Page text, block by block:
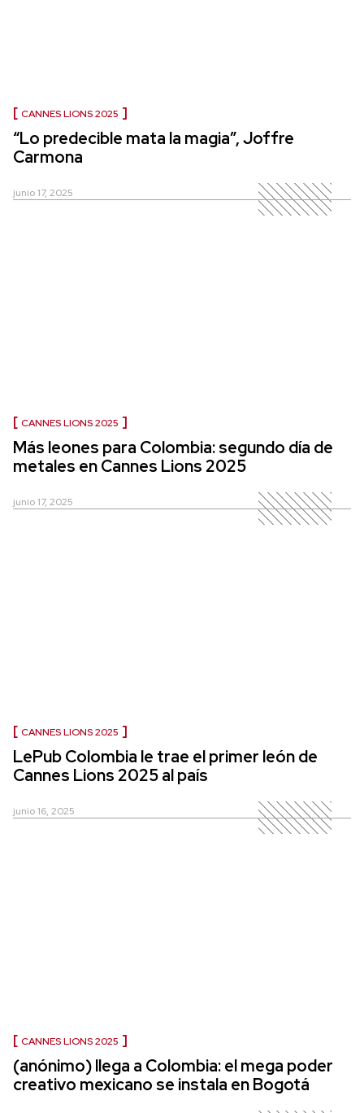
CANNES LIONS 2025
“Lo predecible mata la magia”, Joffre
Carmona
junio 17, 2025
CANNES LIONS 2025
Más leones para Colombia: segundo día de
metales en Cannes Lions 2025
junio 17, 2025
CANNES LIONS 2025
LePub Colombia le trae el primer león de
Cannes Lions 2025 al país
junio 16, 2025
CANNES LIONS 2025
(anónimo) llega a Colombia: el mega poder
creativo mexicano se instala en Bogotá